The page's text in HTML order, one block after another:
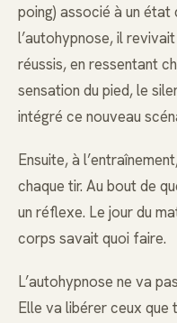
poing) associé à un état
l’autohypnose, il
réussis, en ressentant
sensation du pied, le
intégré ce nouveau
Ensuite, à
chaque tir. Au bout de
un réflexe. Le jour du
corps savait quoi faire.
L’autohypnose ne va
Elle va libérer ceux que